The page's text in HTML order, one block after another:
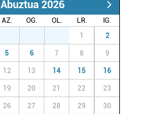
Abuztua 2026
AZ. OG. OL. LR.
IG.
1 2
5 6 7 8 9
12 13 14 15 16
19 20 21 22 23
26 27 28 29 30